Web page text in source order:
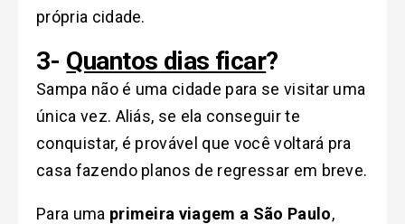
própria cidade.
3- Quantos dias ficar?
Sampa não é uma cidade para se visitar uma
única vez. Aliás, se ela conseguir te
conquistar, é provável que você voltará pra
casa fazendo planos de regressar em breve.
Para uma primeira viagem a São Paulo,